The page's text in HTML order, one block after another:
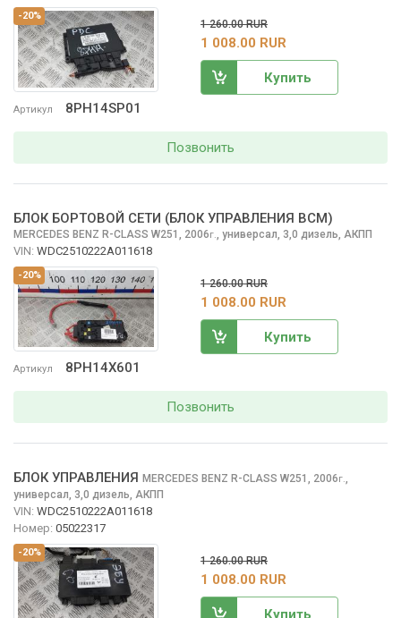
-20%
Артикул 8PH14SP01
1 260.00 RUR
1 008.00 RUR
Купить
Позвонить
-20%
Артикул 8PH14X601
БЛОК БОРТОВОЙ СЕТИ (БЛОК УПРАВЛЕНИЯ BCM)
MERCEDES BENZ R-CLASS W251, 2006г., универсал, 3,0 дизель, АКПП
VIN: WDC2510222A011618
1 260.00 RUR
1 008.00 RUR
Купить
Позвонить
-20%
БЛОК УПРАВЛЕНИЯ MERCEDES BENZ R-CLASS W251, 2006г.,
универсал, 3,0 дизель, АКПП
VIN: WDC2510222A011618
Номер: 05022317
1 260.00 RUR
1 008.00 RUR
Купить